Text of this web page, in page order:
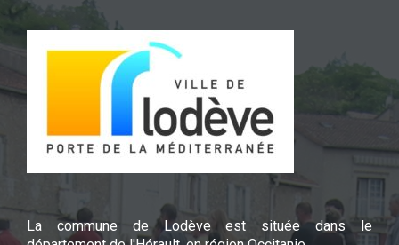
La commune de Lodève est située dans le